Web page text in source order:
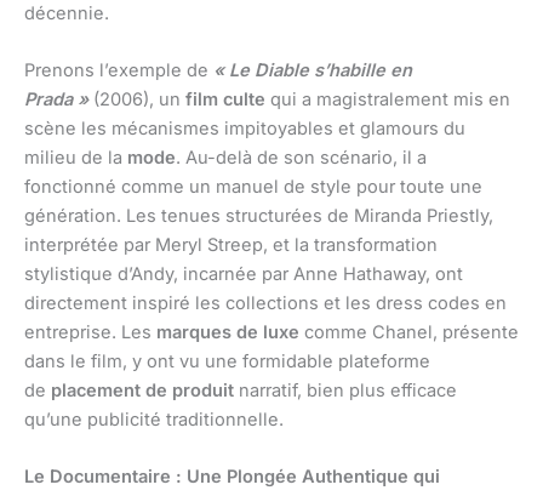
décennie.
Prenons l’exemple de « Le Diable s’habille en
Prada »(2006), un film culte qui a magistralement mis en
scène les mécanismes impitoyables et glamours du
milieu de la mode. Au-delà de son scénario, il a
fonctionné comme un manuel de style pour toute une
génération. Les tenues structurées de Miranda Priestly,
interprétée par Meryl Streep, et la transformation
stylistique d’Andy, incarnée par Anne Hathaway, ont
directement inspiré les collections et les dress codes en
entreprise. Les marques de luxe comme Chanel, présente
dans le film, y ont vu une formidable plateforme
de placement de produit narratif, bien plus efficace
qu’une publicité traditionnelle.
Le Documentaire : Une Plongée Authentique qui